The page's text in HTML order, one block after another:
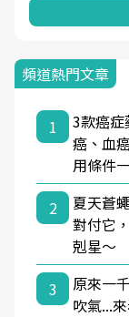
頻道熱門文章
1
3款癌
癌、血
用條件
2
夏天蒼
對付它
剋星～
3
原來一
吹氣...